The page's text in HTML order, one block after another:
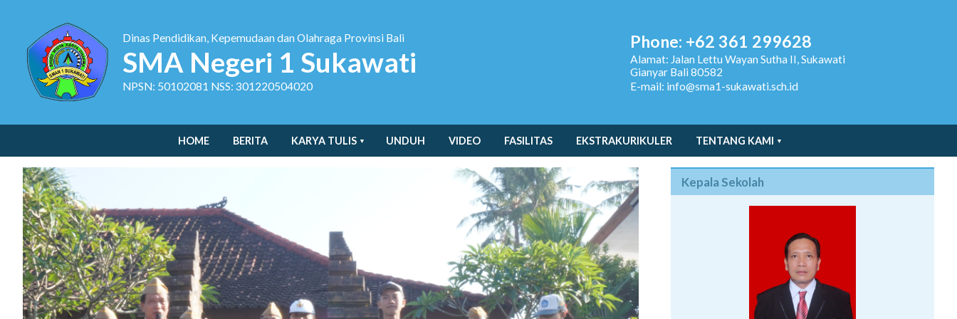
Dinas Pendidikan, Kepemudaan dan Olahraga Provinsi Bali
SMA Negeri 1 Sukawati
NPSN: 50102081 NSS: 301220504020
Phone: +62 361 299628
Alamat: Jalan Lettu Wayan Sutha II, Sukawati
Gianyar Bali 80582
E-mail: info@sma1-sukawati.sch.id
HOME BERITA KARYA TULIS UNDUH VIDEO FASILITAS EKSTRAKURIKULER TENTANG KAMI
Kepala Sekolah